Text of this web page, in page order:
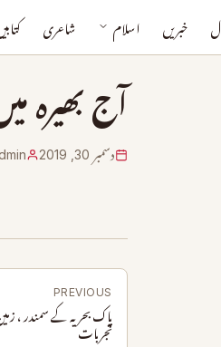
خبریں اسلام شاعری
آج بھیرہ
دسمبر 30, 2019
PREVIOUS
پاک بحریہ کے سمندر ،
تجربات